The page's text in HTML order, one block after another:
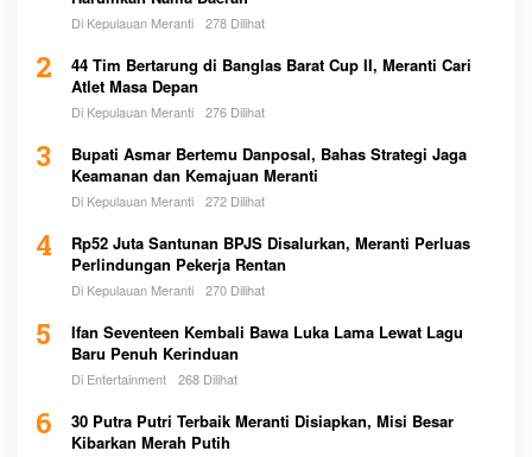
Di Kepulauan Meranti 278 Dilihat
2
44 Tim Bertarung di Banglas Barat Cup II, Meranti Cari
Atlet Masa Depan
Di Kepulauan Meranti 276 Dilihat
3
Bupati Asmar Bertemu Danposal, Bahas Strategi Jaga
Keamanan dan Kemajuan Meranti
Di Kepulauan Meranti 272 Dilihat
4
Rp52 Juta Santunan BPJS Disalurkan, Meranti Perluas
Perlindungan Pekerja Rentan
Di Kepulauan Meranti 270 Dilihat
5
Ifan Seventeen Kembali Bawa Luka Lama Lewat Lagu
Baru Penuh Kerinduan
Di Entertainment 268 Dilihat
6
30 Putra Putri Terbaik Meranti Disiapkan, Misi Besar
Kibarkan Merah Putih